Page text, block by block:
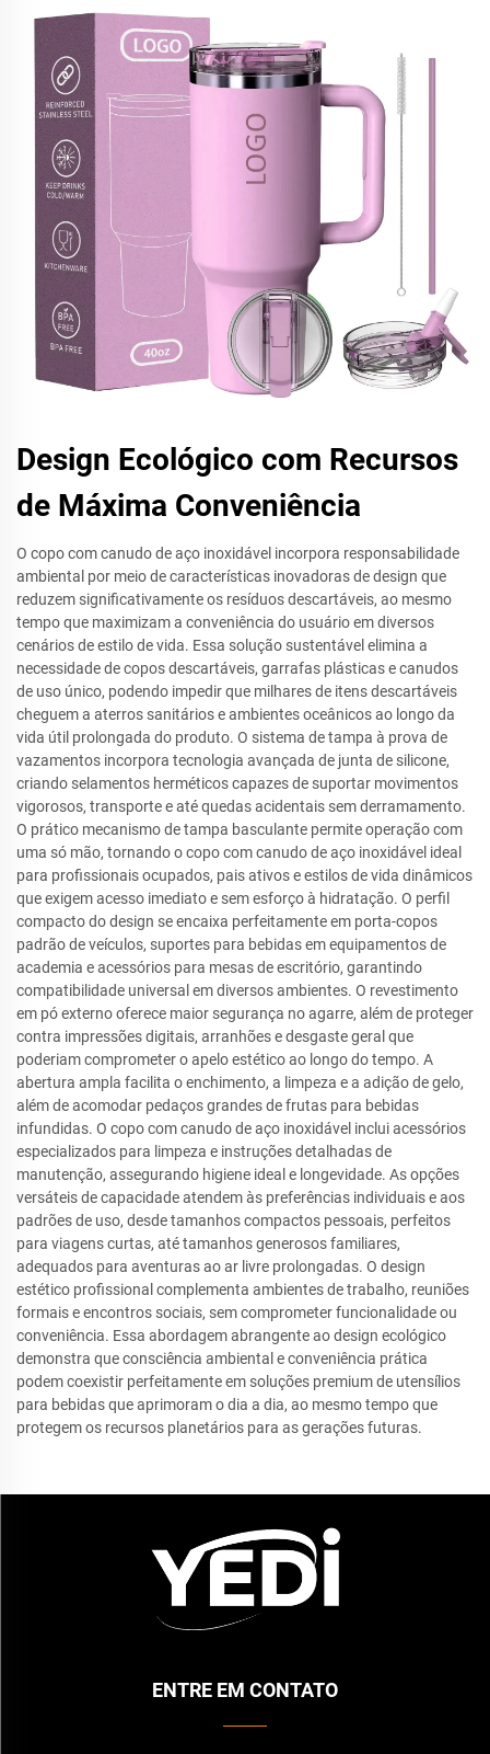
Design Ecológico com Recursos
de Máxima Conveniência
O copo com canudo de aço inoxidável incorpora responsabilidade
ambiental por meio de características inovadoras de design que
reduzem significativamente os resíduos descartáveis, ao mesmo
tempo que maximizam a conveniência do usuário em diversos
cenários de estilo de vida. Essa solução sustentável elimina a
necessidade de copos descartáveis, garrafas plásticas e canudos
de uso único, podendo impedir que milhares de itens descartáveis
cheguem a aterros sanitários e ambientes oceânicos ao longo da
vida útil prolongada do produto. O sistema de tampa à prova de
vazamentos incorpora tecnologia avançada de junta de silicone,
criando selamentos herméticos capazes de suportar movimentos
vigorosos, transporte e até quedas acidentais sem derramamento.
O prático mecanismo de tampa basculante permite operação com
uma só mão, tornando o copo com canudo de aço inoxidável ideal
para profissionais ocupados, pais ativos e estilos de vida dinâmicos
que exigem acesso imediato e sem esforço à hidratação. O perfil
compacto do design se encaixa perfeitamente em porta-copos
padrão de veículos, suportes para bebidas em equipamentos de
academia e acessórios para mesas de escritório, garantindo
compatibilidade universal em diversos ambientes. O revestimento
em pó externo oferece maior segurança no agarre, além de proteger
contra impressões digitais, arranhões e desgaste geral que
poderiam comprometer o apelo estético ao longo do tempo. A
abertura ampla facilita o enchimento, a limpeza e a adição de gelo,
além de acomodar pedaços grandes de frutas para bebidas
infundidas. O copo com canudo de aço inoxidável inclui acessórios
especializados para limpeza e instruções detalhadas de
manutenção, assegurando higiene ideal e longevidade. As opções
versáteis de capacidade atendem às preferências individuais e aos
padrões de uso, desde tamanhos compactos pessoais, perfeitos
para viagens curtas, até tamanhos generosos familiares,
adequados para aventuras ao ar livre prolongadas. O design
estético profissional complementa ambientes de trabalho, reuniões
formais e encontros sociais, sem comprometer funcionalidade ou
conveniência. Essa abordagem abrangente ao design ecológico
demonstra que consciência ambiental e conveniência prática
podem coexistir perfeitamente em soluções premium de utensílios
para bebidas que aprimoram o dia a dia, ao mesmo tempo que
protegem os recursos planetários para as gerações futuras.
ENTRE EM CONTATO